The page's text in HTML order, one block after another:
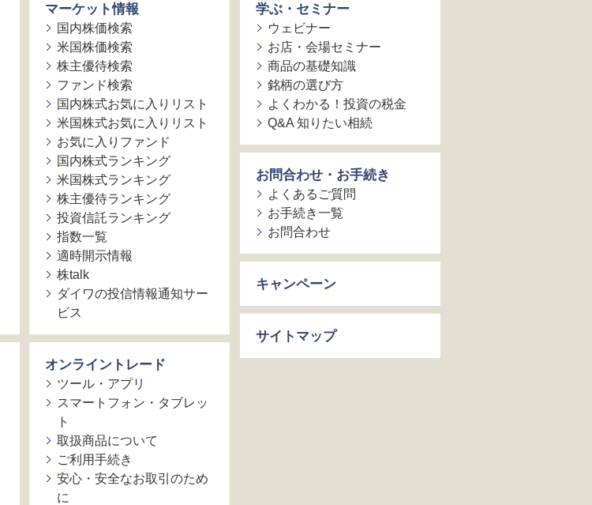
マーケット情報
国内株価検索
米国株価検索
株主優待検索
ファンド検索
国内株式お気に入りリスト
米国株式お気に入りリスト
お気に入りファンド
国内株式ランキング
米国株式ランキング
株主優待ランキング
投資信託ランキング
指数一覧
適時開示情報
株talk
ダイワの投信情報通知サー
ビス
オンライントレード
ツール・アプリ
スマートフォン・タブレッ
ト
取扱商品について
ご利用手続き
安心・安全なお取引のため
に
学ぶ・セミナー
ウェビナー
お店・会場セミナー
商品の基礎知識
銘柄の選び方
よくわかる！投資の税金
Q&A 知りたい相続
お問合わせ・お手続き
よくあるご質問
お手続き一覧
お問合わせ
キャンペーン
サイトマップ